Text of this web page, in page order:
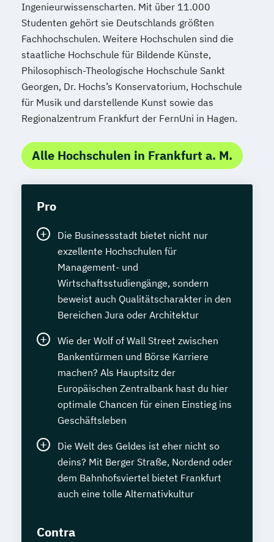
Ingenieurwissenscharten. Mit über 11.000
Studenten gehört sie Deutschlands größten
Fachhochschulen. Weitere Hochschulen sind die
staatliche Hochschule für Bildende Künste,
Philosophisch-Theologische Hochschule Sankt
Georgen, Dr. Hochs’s Konservatorium, Hochschule
für Musik und darstellende Kunst sowie das
Regionalzentrum Frankfurt der FernUni in Hagen.
Alle Hochschulen in Frankfurt a. M.
Pro
Die Businessstadt bietet nicht nur
exzellente Hochschulen für
Management- und
Wirtschaftsstudiengänge, sondern
beweist auch Qualitätscharakter in den
Bereichen Jura oder Architektur
Wie der Wolf of Wall Street zwischen
Bankentürmen und Börse Karriere
machen? Als Hauptsitz der
Europäischen Zentralbank hast du hier
optimale Chancen für einen Einstieg ins
Geschäftsleben
Die Welt des Geldes ist eher nicht so
deins? Mit Berger Straße, Nordend oder
dem Bahnhofsviertel bietet Frankfurt
auch eine tolle Alternativkultur
Contra